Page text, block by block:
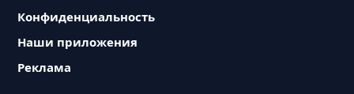
Конфиденциальность
Наши приложения
Реклама